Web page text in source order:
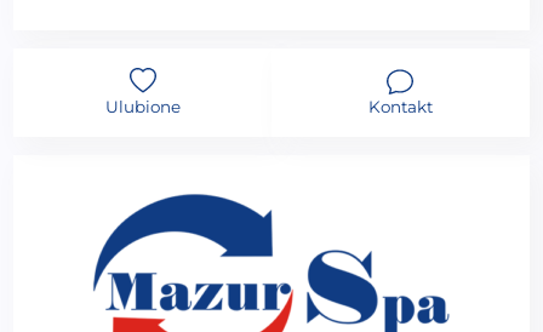
Ulubione Kontakt